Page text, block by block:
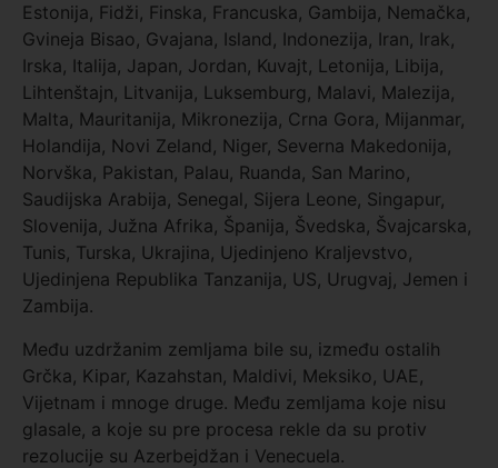
Estonija, Fidži, Finska, Francuska, Gambija, Nemačka,
Gvineja Bisao, Gvajana, Island, Indonezija, Iran, Irak,
Irska, Italija, Japan, Jordan, Kuvajt, Letonija, Libija,
Lihtenštajn, Litvanija, Luksemburg, Malavi, Malezija,
Malta, Mauritanija, Mikronezija, Crna Gora, Mijanmar,
Holandija, Novi Zeland, Niger, Severna Makedonija,
Norvška, Pakistan, Palau, Ruanda, San Marino,
Saudijska Arabija, Senegal, Sijera Leone, Singapur,
Slovenija, Južna Afrika, Španija, Švedska, Švajcarska,
Tunis, Turska, Ukrajina, Ujedinjeno Kraljevstvo,
Ujedinjena Republika Tanzanija, US, Urugvaj, Jemen i
Zambija.
Među uzdržanim zemljama bile su, između ostalih
Grčka, Kipar, Kazahstan, Maldivi, Meksiko, UAE,
Vijetnam i mnoge druge. Među zemljama koje nisu
glasale, a koje su pre procesa rekle da su protiv
rezolucije su Azerbejdžan i Venecuela.